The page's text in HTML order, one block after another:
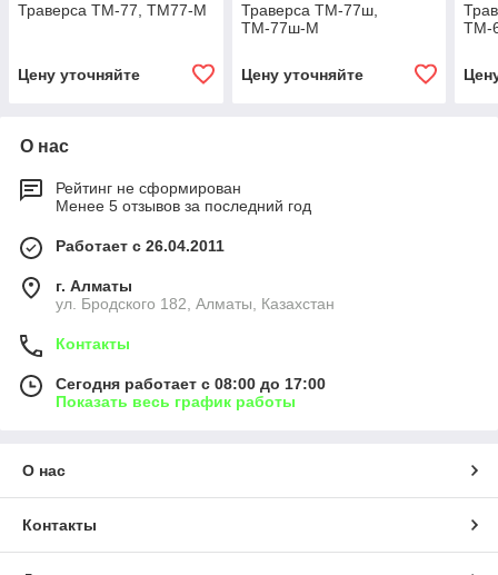
Траверса ТМ-77, ТМ77-М
Цену уточняйте
Траверса ТМ-77ш,
ТМ-77ш-М
Цену уточняйте
ТМ-
О нас
Рейтинг не сформирован
Менее 5 отзывов за последний год
Работает с 26.04.2011
г. Алматы
ул. Бродского 182, Алматы, Казахстан
Контакты
Сегодня работает с 08:00 до 17:00
Показать весь график работы
О нас
Контакты